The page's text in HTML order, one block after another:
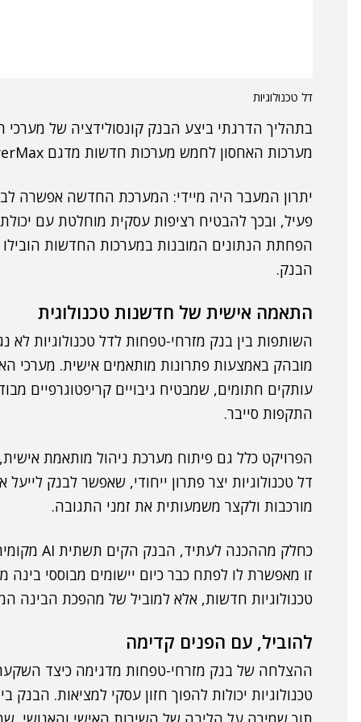
דל טכנולוגיות
בתהליך הדרגתי ביצע הבנק קונסולידציה של
מערכות האחסון לחמש מערכות חדשות מדגם Dell PowerMax, בתצורת אקטיב-אקטיב.
יתרון המעבר היה מיידי: המערכת החדשה אפשרה
פעיל, ובכך להבטיח רציפות עסקית מוחלטת עם
הפחתת הנתונים המובנות במערכות החדשות הובילו
הבנק.
התאמה אישית של חדשנות טכנולוגית
השותפות בין בנק מזרחי-טפחות לדל טכנולוגיות לא
מובהק באמצעות פתרונות מותאמים אישית. מערכי
עותקים חתומים, שמבטיח גיבויים קריפטוגרפיים
התקפות סייבר.
דל טכנולוגיות יצר פתרון ייחודי, שאפשר לבנק
מורכבות ולקצר משמעותית את זמני התגובה.
זו מאפשרת לו לפתח כבר כיום יישומים מבוססי
טכנולוגיות חדשות, אלא למוביל של מהפכת הבינה
להוביל, עם הפנים קדימה
ההצלחה של בנק מזרחי-טפחות מדגימה כיצד
טכנולוגיות יכולות להפוך חזון עסקי למציאות.